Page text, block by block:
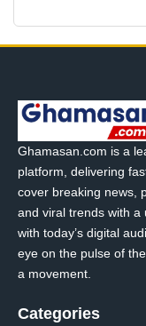
Ghamasan.com is a
platform, delivering
cover breaking news,
and viral trends with a
with today’s digital
eye on the pulse of
a movement.
Categories